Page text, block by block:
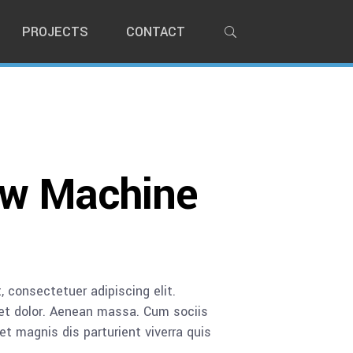
PROJECTS CONTACT
Machine
consectetuer adipiscing elit.
dolor. Aenean massa. Cum sociis
magnis dis parturient viverra quis